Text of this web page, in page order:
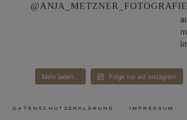
@ANJA_METZNER_FOTOGRAFIE
Mehr laden... Folge mir auf Instagram
DATENSCHUTZERKLÄRUNG IMPRESSUM